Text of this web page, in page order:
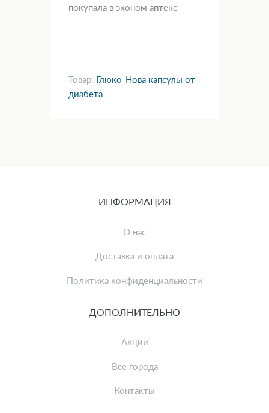
покупала в эконом аптеке
Товар: Глюко-Нова капсулы от
диабета
ИНФОРМАЦИЯ
О нас
Доставка и оплата
Политика конфиденциальности
ДОПОЛНИТЕЛЬНО
Акции
Все города
Контакты